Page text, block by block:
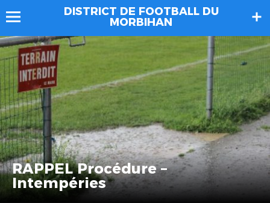
DISTRICT DE FOOTBALL DU
MORBIHAN
RAPPEL Procédure –
Intempéries